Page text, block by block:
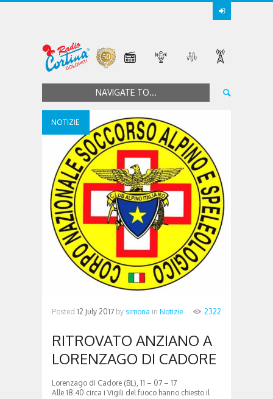
NAVIGATE TO...
NOTIZIE
Posted 12 July 2017 by simona in Notizie 2322
RITROVATO ANZIANO A
LORENZAGO DI CADORE
Lorenzago di Cadore (BL), 11 – 07 – 17
Alle 18.40 circa i Vigili del fuoco hanno chiesto il